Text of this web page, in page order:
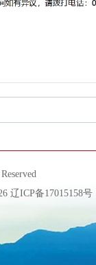
辽ICP备17015158号